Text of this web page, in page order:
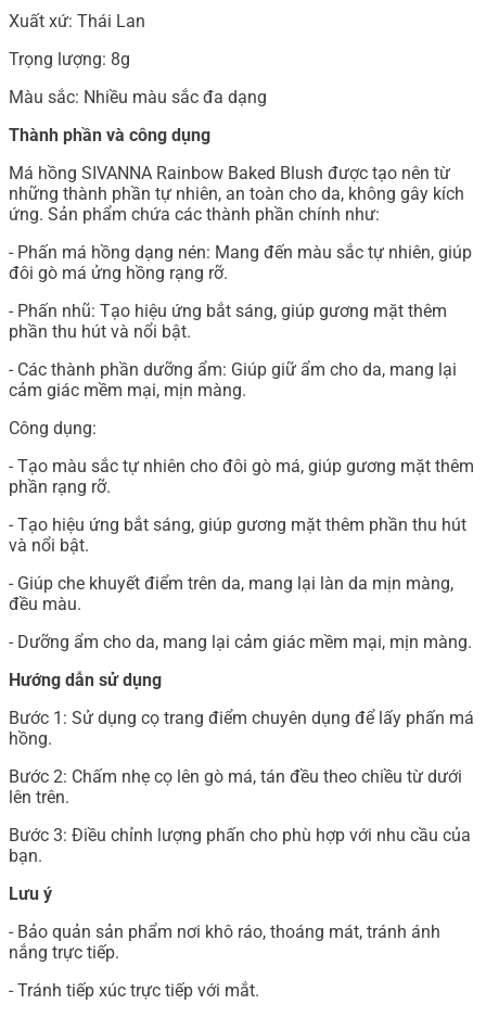
Xuất xứ: Thái Lan
Trọng lượng: 8g
Màu sắc: Nhiều màu sắc đa dạng
Thành phần và công dụng
Má hồng SIVANNA Rainbow Baked Blush được tạo nên từ
những thành phần tự nhiên, an toàn cho da, không gây kích
ứng. Sản phẩm chứa các thành phần chính như:
- Phấn má hồng dạng nén: Mang đến màu sắc tự nhiên, giúp
đôi gò má ửng hồng rạng rỡ.
- Phấn nhũ: Tạo hiệu ứng bắt sáng, giúp gương mặt thêm
phần thu hút và nổi bật.
- Các thành phần dưỡng ẩm: Giúp giữ ẩm cho da, mang lại
cảm giác mềm mại, mịn màng.
Công dụng:
- Tạo màu sắc tự nhiên cho đôi gò má, giúp gương mặt thêm
phần rạng rỡ.
- Tạo hiệu ứng bắt sáng, giúp gương mặt thêm phần thu hút
và nổi bật.
- Giúp che khuyết điểm trên da, mang lại làn da mịn màng,
đều màu.
- Dưỡng ẩm cho da, mang lại cảm giác mềm mại, mịn màng.
Hướng dẫn sử dụng
Bước 1: Sử dụng cọ trang điểm chuyên dụng để lấy phấn má
hồng.
Bước 2: Chấm nhẹ cọ lên gò má, tán đều theo chiều từ dưới
lên trên.
Bước 3: Điều chỉnh lượng phấn cho phù hợp với nhu cầu của
bạn.
Lưu ý
- Bảo quản sản phẩm nơi khô ráo, thoáng mát, tránh ánh
nắng trực tiếp.
- Tránh tiếp xúc trực tiếp với mắt.